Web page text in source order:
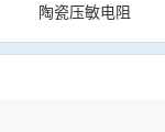
陶瓷压敏电阻